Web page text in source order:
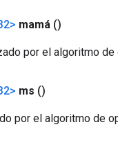
mamá ()
por el algoritmo
ms ()
por el algoritmo de